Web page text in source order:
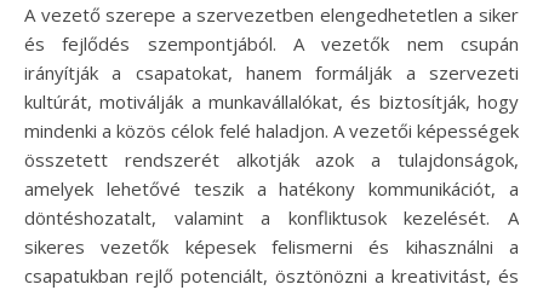
A vezető szerepe a szervezetben elengedhetetlen a siker
és fejlődés szempontjából. A vezetők nem csupán
irányítják a csapatokat, hanem formálják a szervezeti
kultúrát, motiválják a munkavállalókat, és biztosítják, hogy
mindenki a közös célok felé haladjon. A vezetői képességek
összetett rendszerét alkotják azok a tulajdonságok,
amelyek lehetővé teszik a hatékony kommunikációt, a
döntéshozatalt, valamint a konfliktusok kezelését. A
sikeres vezetők képesek felismerni és kihasználni a
csapatukban rejlő potenciált, ösztönözni a kreativitást, és